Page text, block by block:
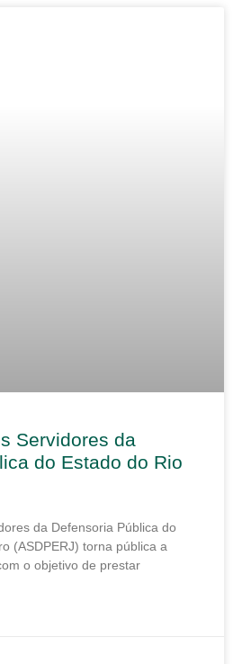
Servidores da
do Estado do Rio
da Defensoria Pública do
(ASDPERJ) torna pública a
o objetivo de prestar